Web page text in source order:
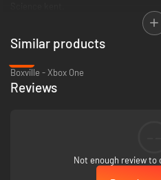
Kenmerken:
officiële Portal-licentie
- Creëer complexe constructies in de
- Laat GLaDOS je begeleiden door
laservelden en zuur
- Help je Bendies de eindstreep te
Similar products
Boxville - Xbox One
Reviews
Not enough review